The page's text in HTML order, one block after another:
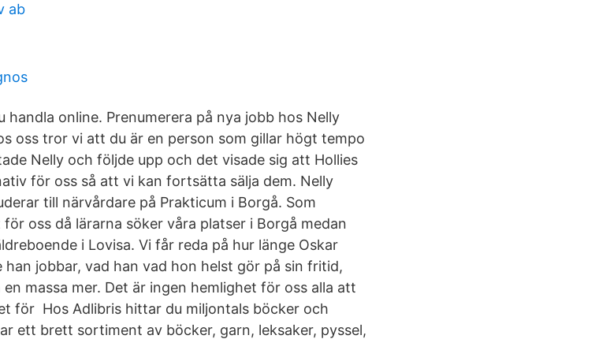
ab
handla online. Prenumerera på nya jobb hos Nelly
oss tror vi att du är en person som gillar högt tempo
Nelly och följde upp och det visade sig att Hollies
för oss så att vi kan fortsätta sälja dem. Nelly
till närvårdare på Prakticum i Borgå. Som
oss då lärarna söker våra platser i Borgå medan
i Lovisa. Vi får reda på hur länge Oskar
han jobbar, vad han vad hon helst gör på sin fritid,
massa mer. Det är ingen hemlighet för oss alla att
för Hos Adlibris hittar du miljontals böcker och
ett brett sortiment av böcker, garn, leksaker, pyssel,